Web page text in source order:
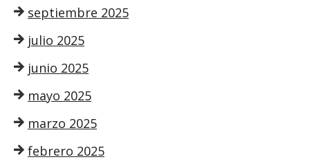
septiembre 2025
julio 2025
junio 2025
mayo 2025
marzo 2025
febrero 2025